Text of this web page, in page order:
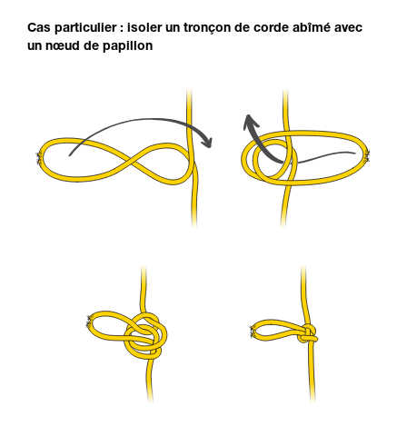
Cas particulier : isoler un tronçon de corde abîmé avec
un nœud de papillon